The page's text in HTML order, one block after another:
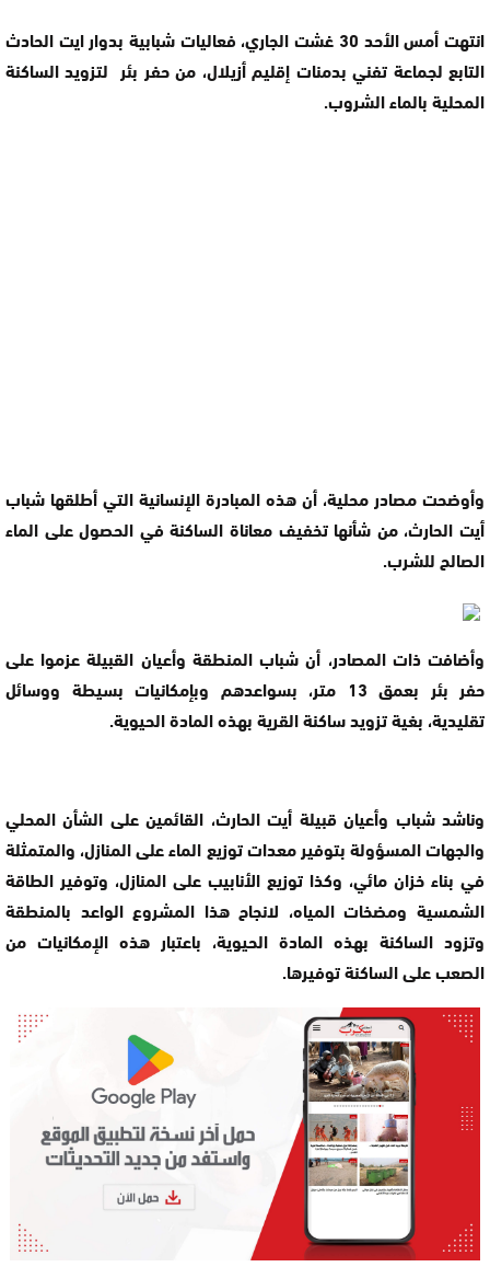
انتهت أمس الأحد 30 غشت الجاري، فعاليات شبابية بدوار ايت الحادث
التابع لجماعة تفني بدمنات إقليم أزيلال، من حفر بئر لتزويد الساكنة
المحلية بالماء الشروب.
وأوضحت مصادر محلية، أن هذه المبادرة الإنسانية التي أطلقها شباب
أيت الحارث، من شأنها تخفيف معاناة الساكنة في الحصول على الماء
الصالح للشرب.
وأضافت ذات المصادر، أن شباب المنطقة وأعيان القبيلة عزموا على
حفر بئر بعمق 13 متر، بسواعدهم وبإمكانيات بسيطة ووسائل
تقليدية، بغية تزويد ساكنة القرية بهذه المادة الحيوية.
وناشد شباب وأعيان قبيلة أيت الحارث، القائمين على الشأن المحلي
والجهات المسؤولة بتوفير معدات توزيع الماء على المنازل، والمتمثلة
في بناء خزان مائي، وكذا توزيع الأنابيب على المنازل، وتوفير الطاقة
الشمسية ومضخات المياه، لانجاح هذا المشروع الواعد بالمنطقة
وتزود الساكنة بهذه المادة الحيوية، باعتبار هذه الإمكانيات من
الصعب على الساكنة توفيرها.